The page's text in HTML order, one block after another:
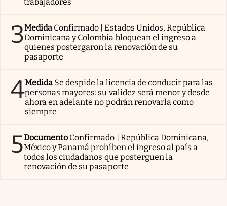
3Medida Confirmado | Estados Unidos, República
Dominicana y Colombia bloquean el ingreso a
quienes postergaron la renovación de su
pasaporte
4Medida Se despide la licencia de conducir para las
personas mayores: su validez será menor y desde
ahora en adelante no podrán renovarla como
siempre
5Documento Confirmado | República Dominicana,
México y Panamá prohíben el ingreso al país a
todos los ciudadanos que posterguen la
renovación de su pasaporte